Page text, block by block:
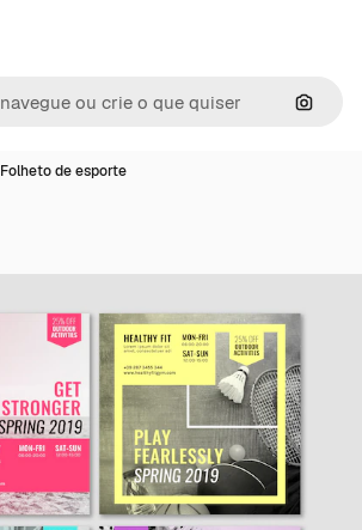
Folheto de esporte